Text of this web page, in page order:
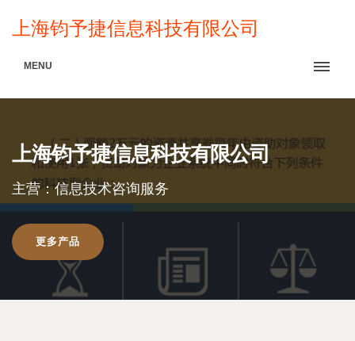
上海钧予捷信息科技有限公司
MENU
上海钧予捷信息科技有限公司
主营：信息技术咨询服务
更多产品